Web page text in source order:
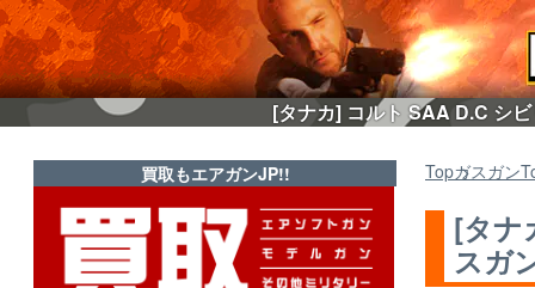
[タナカ] コルト SAA D.C シ
Topガスガン
[タナ
スガ
買取もエアガンJP!!